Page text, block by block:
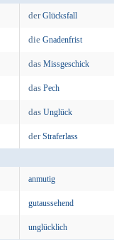
derGlücksfall
dieGnadenfrist
dasMissgeschick
dasPech
dasUnglück
derStraferlass
anmutig
gutaussehend
unglücklich